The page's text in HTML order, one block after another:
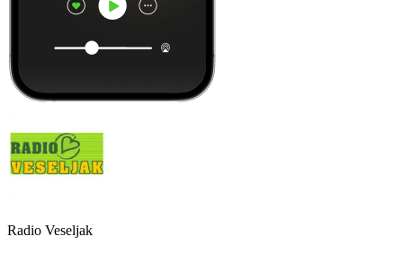
Radio Veseljak